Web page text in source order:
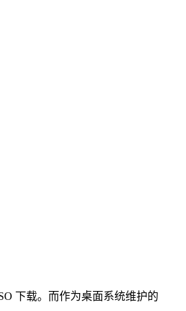
下载。而作为桌面系统维护的